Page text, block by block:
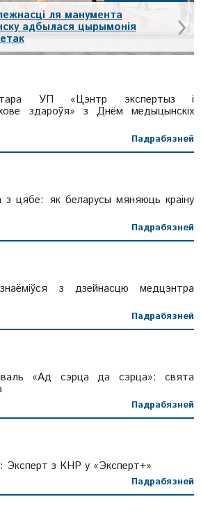
ля манумента
адбылася цырымонія
›
УП «Цэнтр экспертыз і
здароўя» з Днём медыцынскіх
Падрабязней
з цябе: як беларусы мяняюць краіну
Падрабязней
з дзейнасцю медцэнтра
Падрабязней
«Ад сэрца да сэрца»: свята
Падрабязней
Эксперт з КНР у «Эксперт+»
Падрабязней